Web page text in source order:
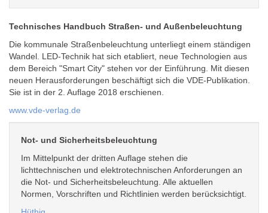
Technisches Handbuch Straßen- und Außenbeleuchtung
Die kommunale Straßenbeleuchtung unterliegt einem ständigen
Wandel. LED-Technik hat sich etabliert, neue Technologien aus
dem Bereich "Smart City" stehen vor der Einführung. Mit diesen
neuen Herausforderungen beschäftigt sich die VDE-Publikation.
Sie ist in der 2. Auflage 2018 erschienen.
www.vde-verlag.de
Not- und Sicherheitsbeleuchtung
Im Mittelpunkt der dritten Auflage stehen die
lichttechnischen und elektrotechnischen Anforderungen an
die Not- und Sicherheitsbeleuchtung. Alle aktuellen
Normen, Vorschriften und Richtlinien werden berücksichtigt.